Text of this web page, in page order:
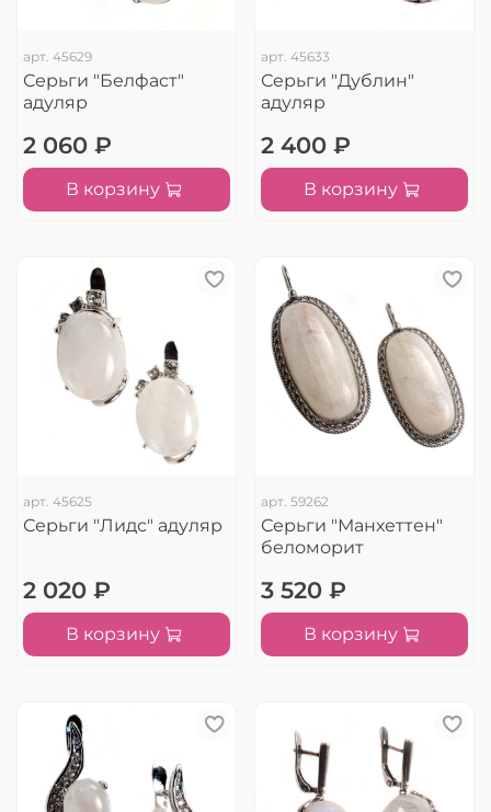
арт. 45629
Серьги "Белфаст"
адуляр
2 060 ₽
В корзину
арт. 45633
Серьги "Дублин"
адуляр
2 400 ₽
В корзину
арт. 45625
Серьги "Лидс" адуляр
2 020 ₽
В корзину
арт. 59262
Серьги "Манхеттен"
беломорит
3 520 ₽
В корзину